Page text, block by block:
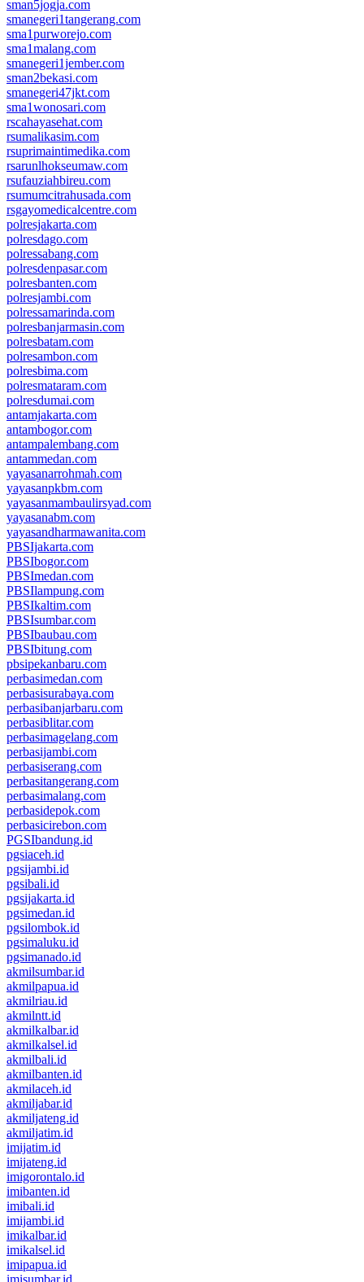
sman5jogja.com
smanegeri1tangerang.com
sma1purworejo.com
sma1malang.com
smanegeri1jember.com
sman2bekasi.com
smanegeri47jkt.com
sma1wonosari.com
rscahayasehat.com
rsumalikasim.com
rsuprimaintimedika.com
rsarunlhokseumaw.com
rsufauziahbireu.com
rsumumcitrahusada.com
rsgayomedicalcentre.com
polresjakarta.com
polresdago.com
polressabang.com
polresdenpasar.com
polresbanten.com
polresjambi.com
polressamarinda.com
polresbanjarmasin.com
polresbatam.com
polresambon.com
polresbima.com
polresmataram.com
polresdumai.com
antamjakarta.com
antambogor.com
antampalembang.com
antammedan.com
yayasanarrohmah.com
yayasanpkbm.com
yayasanmambaulirsyad.com
yayasanabm.com
yayasandharmawanita.com
PBSIjakarta.com
PBSIbogor.com
PBSImedan.com
PBSIlampung.com
PBSIkaltim.com
PBSIsumbar.com
PBSIbaubau.com
PBSIbitung.com
pbsipekanbaru.com
perbasimedan.com
perbasisurabaya.com
perbasibanjarbaru.com
perbasiblitar.com
perbasimagelang.com
perbasijambi.com
perbasiserang.com
perbasitangerang.com
perbasimalang.com
perbasidepok.com
perbasicirebon.com
PGSIbandung.id
pgsiaceh.id
pgsijambi.id
pgsibali.id
pgsijakarta.id
pgsimedan.id
pgsilombok.id
pgsimaluku.id
pgsimanado.id
akmilsumbar.id
akmilpapua.id
akmilriau.id
akmilntt.id
akmilkalbar.id
akmilkalsel.id
akmilbali.id
akmilbanten.id
akmilaceh.id
akmiljabar.id
akmiljateng.id
akmiljatim.id
imijatim.id
imijateng.id
imigorontalo.id
imibanten.id
imibali.id
imijambi.id
imikalbar.id
imikalsel.id
imipapua.id
imisumbar.id